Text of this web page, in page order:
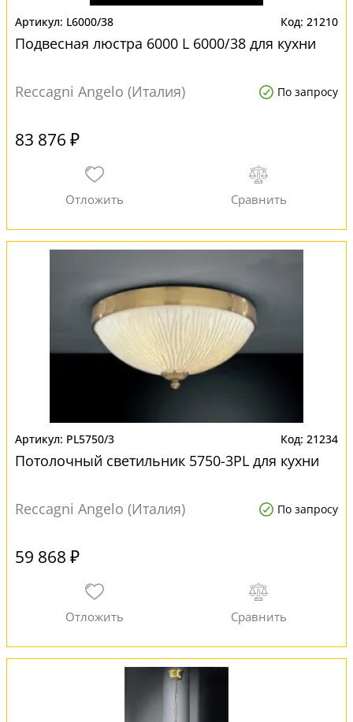
L6000/38 21210
Подвесная люстра 6000 L 6000/38 для кухни
Reccagni Angelo (Италия) По запросу
83 876 ₽
PL5750/3 21234
Потолочный светильник 5750-3PL для кухни
Reccagni Angelo (Италия) По запросу
59 868 ₽